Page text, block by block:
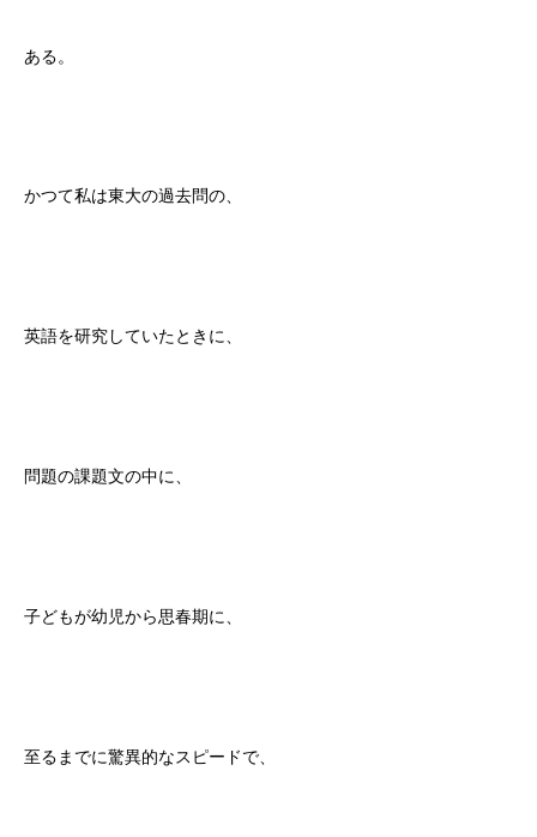
ある。
かつて私は東大の過去問の、
英語を研究していたときに、
問題の課題文の中に、
子どもが幼児から思春期に、
至るまでに驚異的なスピードで、